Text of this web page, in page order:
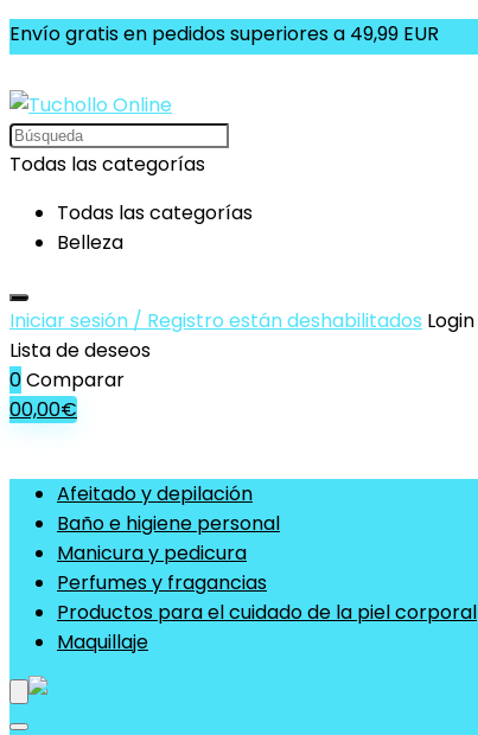
Envío gratis en pedidos superiores a 49,99 EUR
Search
for:
Todas las categorías
Todas las categorías
Belleza
Iniciar sesión / Registro están deshabilitados Login
Lista de deseos
0Comparar
00,00€
Afeitado y depilación
Baño e higiene personal
Manicura y pedicura
Perfumes y fragancias
Productos para el cuidado de la piel corporal
Maquillaje